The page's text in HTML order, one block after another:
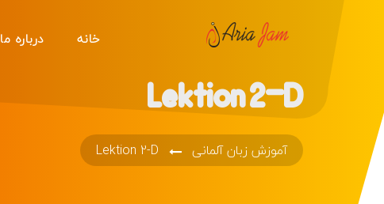
خانه درباره ما
Lektion 2-D
آموزش زبان آلمانی Lektion 2-D